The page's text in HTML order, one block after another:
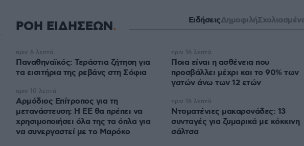
ΡΟΗ ΕΙΔΗΣΕΩΝ ΕιδήσειςΔημοφιλή
Παναθηναϊκός: Τεράστια ζήτηση για
τα εισιτήρια της ρεβάνς στη Σόφια
πριν 6 λεπτά
Αρμόδιος Επίτροπος για τη
μετανάστευση: Η ΕΕ θα πρέπει να
χρησιμοποιήσει όλα της τα όπλα για
να συνεργαστεί με το Μαρόκο
πριν 10 λεπτά
Ποια είναι η ασθένεια που
προσβάλλει μέχρι και το 90% των
γατών άνω των 12 ετών
πριν 16 λεπτά
Ντοματένιες μακαρονάδες: 13
συνταγές για ζυμαρικά με κόκκινη
σάλτσα
πριν 16 λεπτά